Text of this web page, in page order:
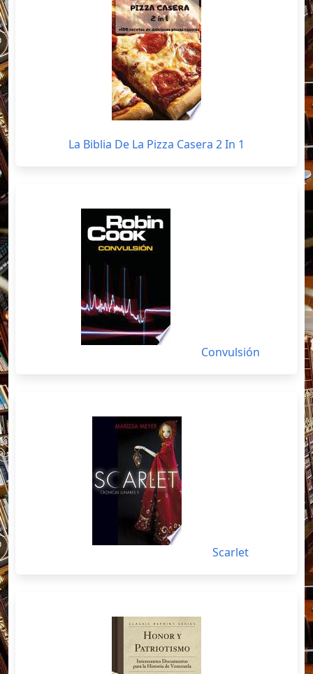
La Biblia De La Pizza Casera 2 In 1
Convulsión
Scarlet